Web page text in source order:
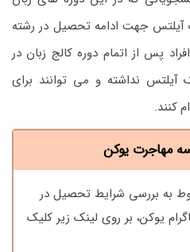
آیلتس جهت ادامه تحصیل در رشته
پس از اتمام دوره کالج زبان در
آیلتس نداشته و می توانند برای
کنند.
مهاجرت یوکن
به بررسی شرایط تحصیل در
یوکن، بر روی لینک زیر کلیک